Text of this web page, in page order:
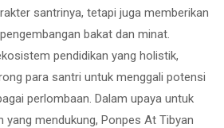
santrinya, tetapi juga memberikan
bakat dan minat.
pendidikan yang holistik,
para santri untuk menggali potensi
perlombaan. Dalam upaya untuk
yang mendukung, Ponpes At Tibyan